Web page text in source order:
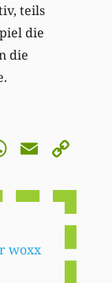
teils
die
die
Email
woxx